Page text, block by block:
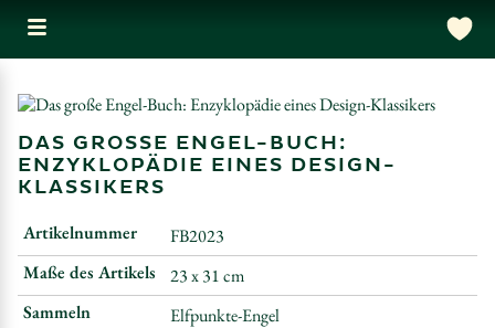
DAS GROSSE ENGEL-BUCH:
ENZYKLOPÄDIE EINES DESIGN-K
LASSIKERS
Artikelnummer
FB2023
Maße des Artikels
23 x 31 cm
Sammeln
Elfpunkte-Engel